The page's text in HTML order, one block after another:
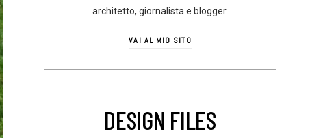
architetto, giornalista e blogger.
VAI AL MIO SITO
DESIGN FILES